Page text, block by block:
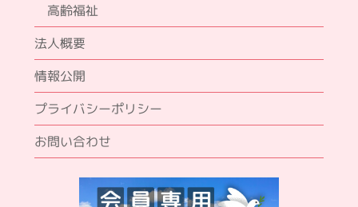
高齢福祉
法人概要
情報公開
プライバシーポリシー
お問い合わせ